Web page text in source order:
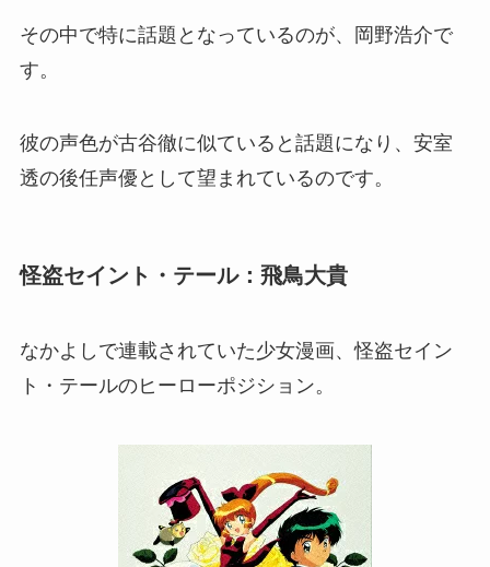
その中で特に話題となっているのが、岡野浩介で
す。
彼の声色が古谷徹に似ていると話題になり、安室
透の後任声優として望まれているのです。
怪盗セイント・テール：飛鳥大貴
なかよしで連載されていた少女漫画、怪盗セイン
ト・テールのヒーローポジション。